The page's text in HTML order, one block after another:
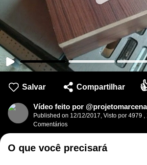
Salvar Compartilhar
Vídeo feito por
Published on 12/12/2017, Visto por 4979 ,
Comentários
O que você precisará